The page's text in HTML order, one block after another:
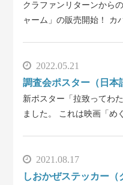
クラファンリターンから
ャーム」の販売開始！
2022.05.21
調査会ポスター（日本
新ポスター「拉致ってわ
ました。 これは映画「
2021.08.17
しおかぜステッカー（